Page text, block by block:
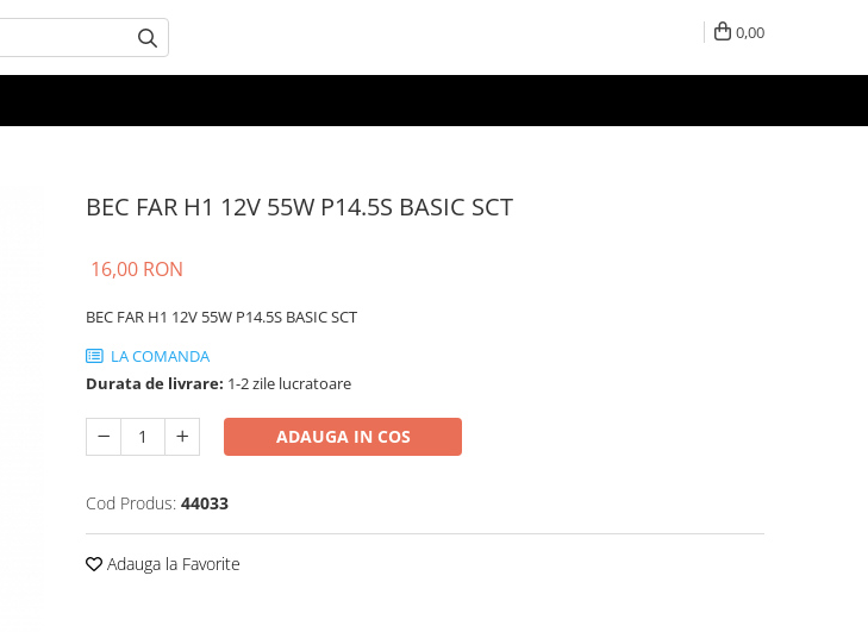
0,00
BEC FAR H1 12V 55W P14.5S BASIC SCT
16,00 RON
BEC FAR H1 12V 55W P14.5S BASIC SCT
LA COMANDA
Durata de livrare: 1-2 zile lucratoare
ADAUGA IN COS
Cod Produs: 44033
Adauga la Favorite